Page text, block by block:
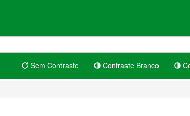
Sem Contraste Contraste Branco